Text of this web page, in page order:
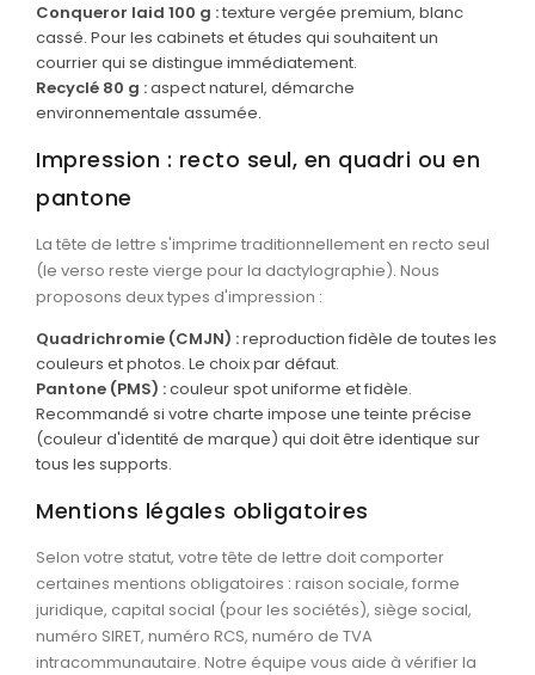
ADHÉSIFS
Étiquettes adhésives
Étiquettes adhésives en bobine
Adhésifs vitrine
Tee-shirts
Polos Nouveau
Sweatshirts Nouveau
GOODIES
Catalogue complet Nouveau
Bureau & écriture
Sacs & voyages
Verres & déjeuner
Technologie
Vêtements
Conqueror laid 100 g :texture vergée premium, blanc
cassé. Pour les cabinets et études qui souhaitent un
courrier qui se distingue immédiatement.
Recyclé 80 g :aspect naturel, démarche
environnementale assumée.
Impression : recto seul, en quadri ou en
pantone
La tête de lettre s'imprime traditionnellement en recto seul
(le verso reste vierge pour la dactylographie). Nous
proposons deux types d'impression :
Quadrichromie (CMJN) :reproduction fidèle de toutes les
couleurs et photos. Le choix par défaut.
Pantone (PMS) :couleur spot uniforme et fidèle.
Recommandé si votre charte impose une teinte précise
(couleur d'identité de marque) qui doit être identique sur
tous les supports.
Mentions légales obligatoires
Selon votre statut, votre tête de lettre doit comporter
certaines mentions obligatoires : raison sociale, forme
juridique, capital social (pour les sociétés), siège social,
numéro SIRET, numéro RCS, numéro de TVA
intracommunautaire. Notre équipe vous aide à vérifier la